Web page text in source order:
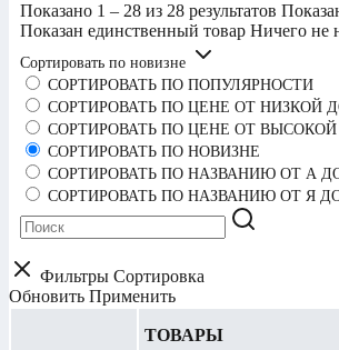
Показано 1 – 28 из 28 результатов
Показан единственный товар Ничего не
Сортировать по новизне
СОРТИРОВАТЬ ПО ПОПУЛЯРНОСТИ
СОРТИРОВАТЬ ПО ЦЕНЕ ОТ НИЗКОЙ
СОРТИРОВАТЬ ПО ЦЕНЕ ОТ
СОРТИРОВАТЬ ПО НОВИЗНЕ
СОРТИРОВАТЬ ПО НАЗВАНИЮ ОТ А
СОРТИРОВАТЬ ПО НАЗВАНИЮ ОТ Я
Фильтры Сортировка
Обновить Применить
ТОВАРЫ